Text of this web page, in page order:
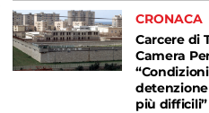
CRONACA
Carcere di
Camera
più difficili”